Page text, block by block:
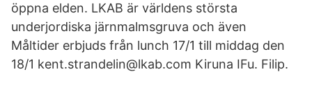
öppna elden. LKAB är världens största
underjordiska järnmalmsgruva och även
Måltider erbjuds från lunch 17/1 till middag den
18/1 kent.strandelin@lkab.com Kiruna IFu. Filip.